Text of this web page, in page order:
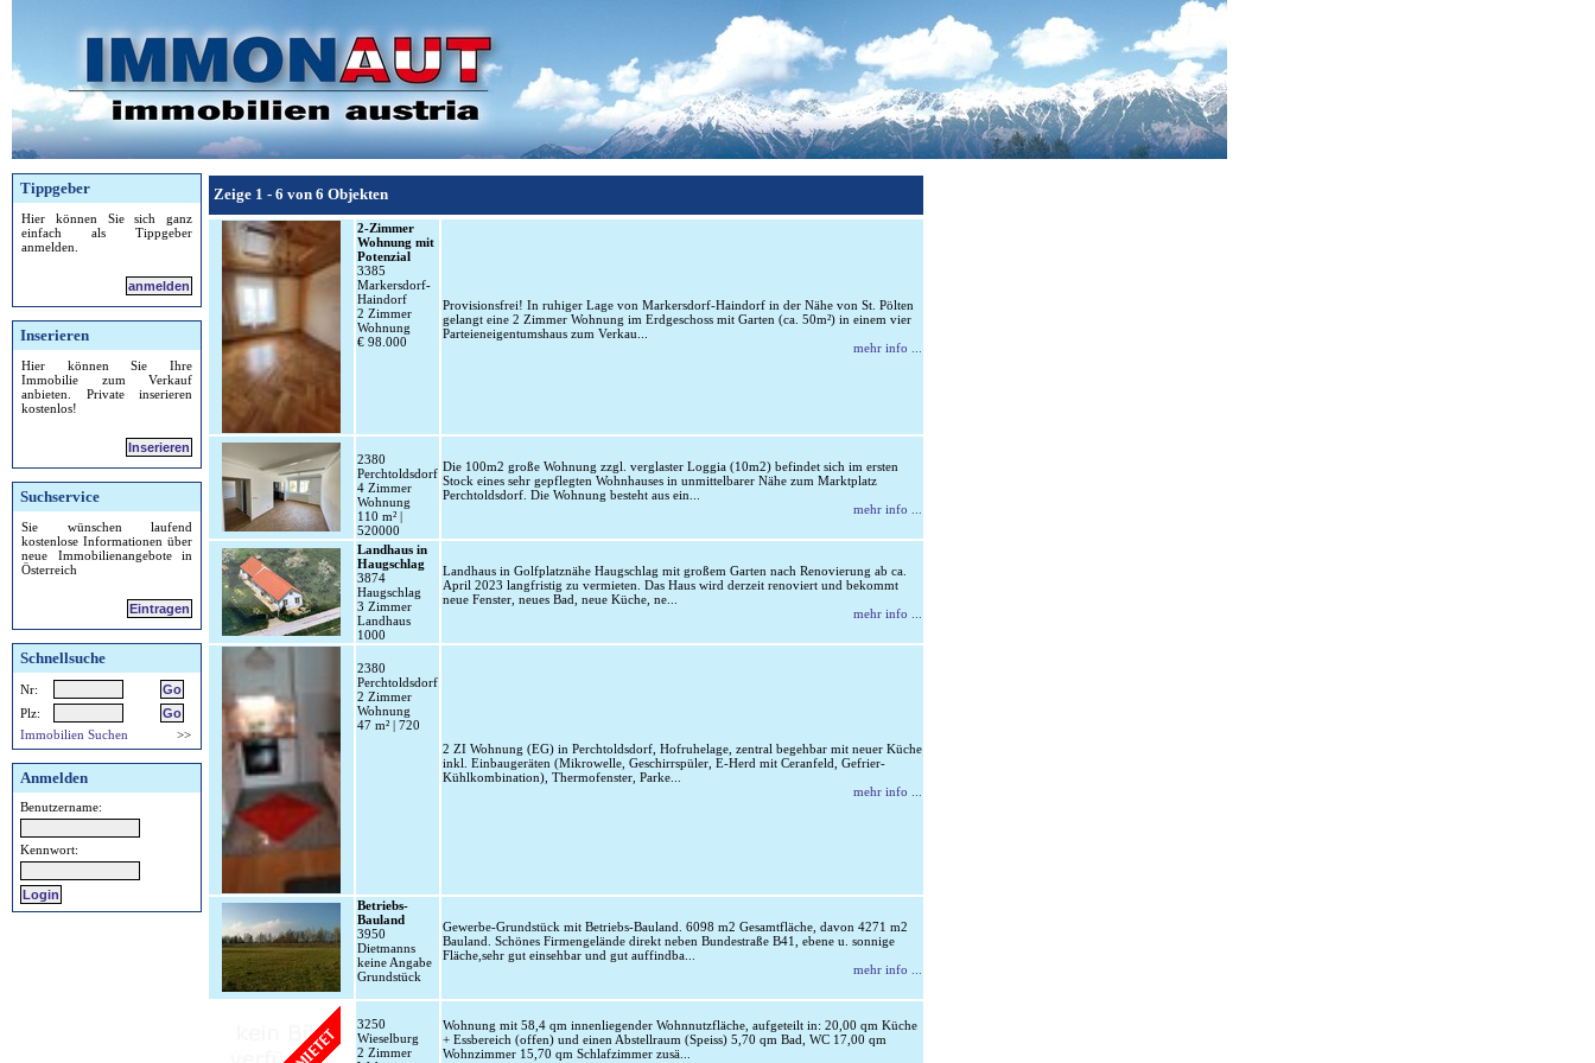
Tippgeber
Hier können Sie sich ganz
einfach als Tippgeber
anmelden.
anmelden
Inserieren
Hier können Sie Ihre
Immobilie zum Verkauf
anbieten. Private inserieren
kostenlos!
Inserieren
Suchservice
Sie wünschen laufend
kostenlose Informationen über
neue Immobilienangebote in
Österreich
Eintragen
Schnellsuche
Nr:
Plz:
Immobilien Suchen
>>
Anmelden
Benutzername:
Kennwort:
Zeige 1 - 6 von 6 Objekten
2-Zimmer
Wohnung mit
Potenzial
3385
Markersdorf-
Haindorf
2 Zimmer
Wohnung
€ 98.000
Provisionsfrei! In ruhiger Lage von Markersdorf-Haindorf in der Nähe von St. Pölten
gelangt eine 2 Zimmer Wohnung im Erdgeschoss mit Garten (ca. 50m²) in einem vier
Parteieneigentumshaus zum Verkau...
mehr info ...
2380
Perchtoldsdorf
4 Zimmer
Wohnung
110 m² |
520000
Die 100m2 große Wohnung zzgl. verglaster Loggia (10m2) befindet sich im ersten
Stock eines sehr gepflegten Wohnhauses in unmittelbarer Nähe zum Marktplatz
Perchtoldsdorf. Die Wohnung besteht aus ein...
mehr info ...
Landhaus in
Haugschlag
3874
Haugschlag
3 Zimmer
Landhaus
1000
Landhaus in Golfplatznähe Haugschlag mit großem Garten nach Renovierung ab ca.
April 2023 langfristig zu vermieten. Das Haus wird derzeit renoviert und bekommt
neue Fenster, neues Bad, neue Küche, ne...
mehr info ...
2380
Perchtoldsdorf
2 Zimmer
Wohnung
47 m² | 720
2 ZI Wohnung (EG) in Perchtoldsdorf, Hofruhelage, zentral begehbar mit neuer Küche
inkl. Einbaugeräten (Mikrowelle, Geschirrspüler, E-Herd mit Ceranfeld, Gefrier-
Kühlkombination), Thermofenster, Parke...
mehr info ...
Betriebs-
Bauland
3950
Dietmanns
keine Angabe
Grundstück
Gewerbe-Grundstück mit Betriebs-Bauland. 6098 m2 Gesamtfläche, davon 4271 m2
Bauland. Schönes Firmengelände direkt neben Bundestraße B41, ebene u. sonnige
Fläche,sehr gut einsehbar und gut auffindba...
mehr info ...
3250
Wieselburg
2 Zimmer
Wohnung mit 58,4 qm innenliegender Wohnnutzfläche, aufgeteilt in: 20,00 qm Küche
+ Essbereich (offen) und einen Abstellraum (Speiss) 5,70 qm Bad, WC 17,00 qm
Wohnzimmer 15,70 qm Schlafzimmer zusä...